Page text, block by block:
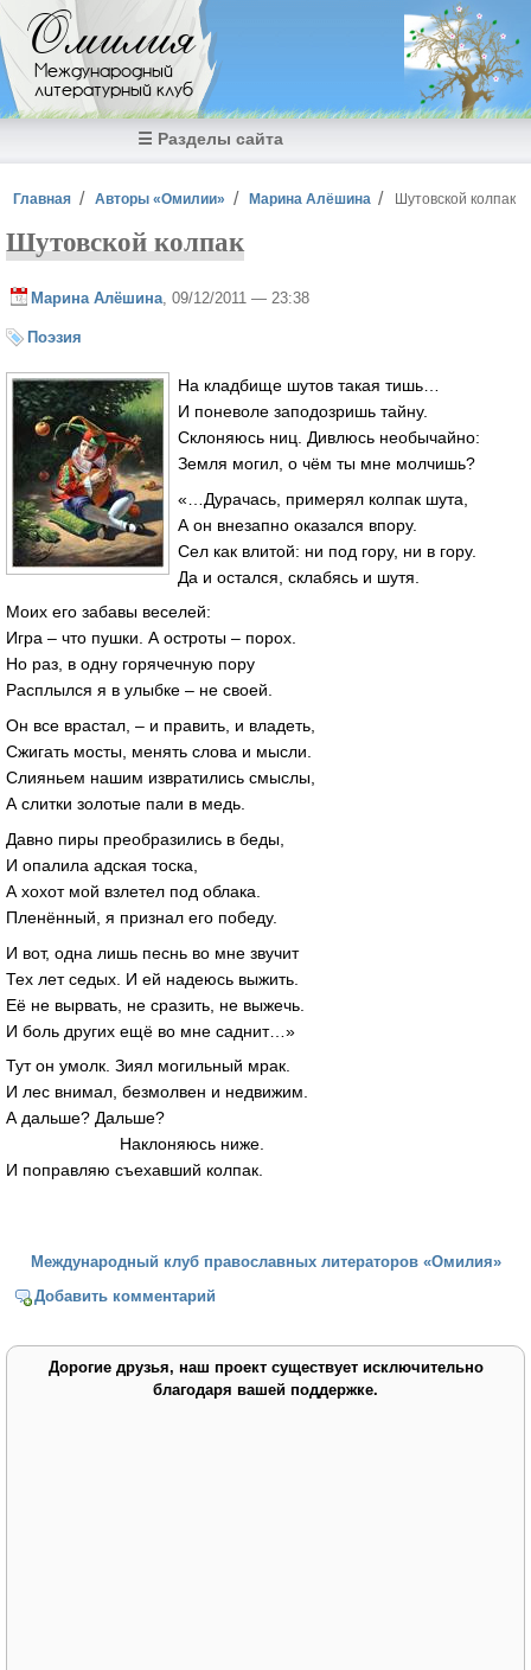
Перейти к основному содержанию
Омилия
Международный
литературный клуб
☰ Разделы сайта
Вы здесь
Главная Авторы «Омилии» Марина Алёшина Шутовской колпак
Шутовской колпак
Марина Алёшина , 09/12/2011 — 23:38
Поэзия
На кладбище шутов такая тишь…
И поневоле заподозришь тайну.
Склоняюсь ниц. Дивлюсь необычайно:
Земля могил, о чём ты мне молчишь?
«…Дурачась, примерял колпак шута,
А он внезапно оказался впору.
Сел как влитой: ни под гору, ни в гору.
Да и остался, склабясь и шутя.
Моих его забавы веселей:
Игра – что пушки. А остроты – порох.
Но раз, в одну горячечную пору
Расплылся я в улыбке – не своей.
Он все врастал, – и править, и владеть,
Сжигать мосты, менять слова и мысли.
Слияньем нашим извратились смыслы,
А слитки золотые пали в медь.
Давно пиры преобразились в беды,
И опалила адская тоска,
А хохот мой взлетел под облака.
Пленённый, я признал его победу.
И вот, одна лишь песнь во мне звучит
Тех лет седых. И ей надеюсь выжить.
Её не вырвать, не сразить, не выжечь.
И боль других ещё во мне саднит…»
Тут он умолк. Зиял могильный мрак.
И лес внимал, безмолвен и недвижим.
А дальше? Дальше?
Наклоняюсь ниже.
И поправляю съехавший колпак.
Международный клуб православных литераторов «Омилия»
Добавить комментарий
Дорогие друзья, наш проект существует исключительно
благодаря вашей поддержке.